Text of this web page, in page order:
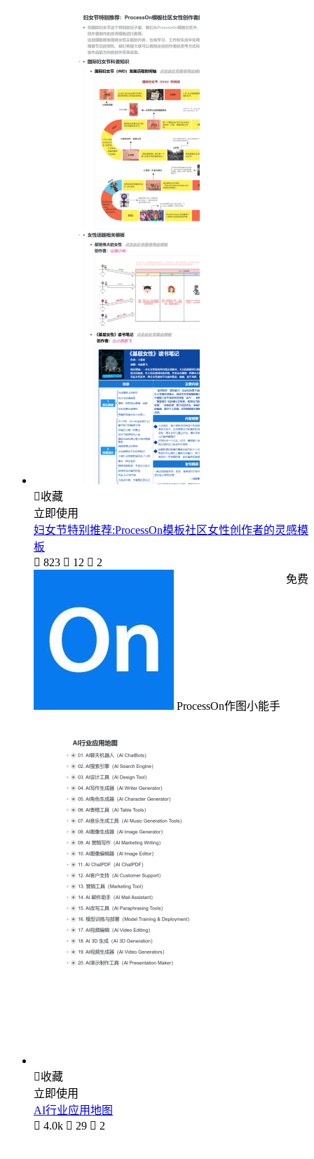
收藏
立即使用
妇女节特别推荐:ProcessOn模板社区女性创作者的灵感模
板
 823  12  2
ProcessOn作图小能手
免费
收藏
立即使用
AI行业应用地图
 4.0k  29  2